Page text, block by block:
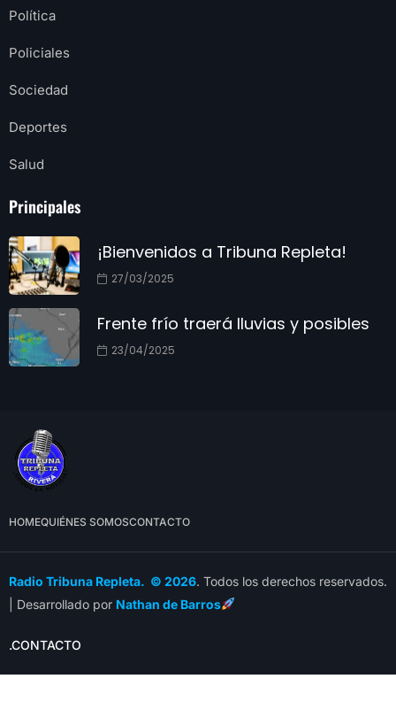
Política
Policiales
Sociedad
Deportes
Salud
Principales
¡Bienvenidos a Tribuna Repleta!
27/03/2025
Frente frío traerá lluvias y posibles
23/04/2025
HOMEQUIÉNES SOMOSCONTACTO
Radio Tribuna Repleta. © 2026. Todos los derechos reservados.
| Desarrollado por Nathan de Barros
.CONTACTO